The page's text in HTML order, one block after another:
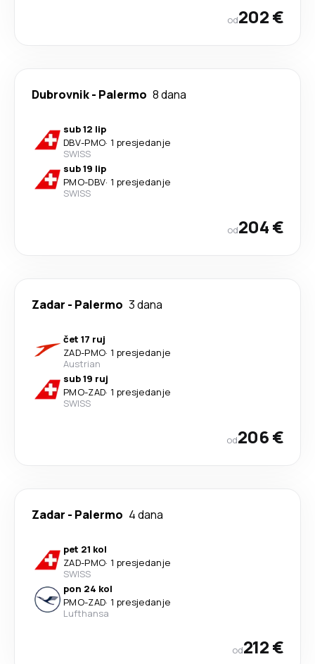
od202 €
Dubrovnik- Palermo 8 dana
sub 12 lip
DBV-PMO· 1 presjedanje
SWISS
sub 19 lip
PMO-DBV· 1 presjedanje
SWISS
od204 €
Zadar - Palermo 3 dana
čet 17 ruj
ZAD-PMO· 1 presjedanje
Austrian
sub 19 ruj
PMO-ZAD· 1 presjedanje
SWISS
od206 €
Zadar - Palermo 4 dana
pet 21 kol
ZAD-PMO· 1 presjedanje
SWISS
pon 24 kol
PMO-ZAD· 1 presjedanje
Lufthansa
od212 €